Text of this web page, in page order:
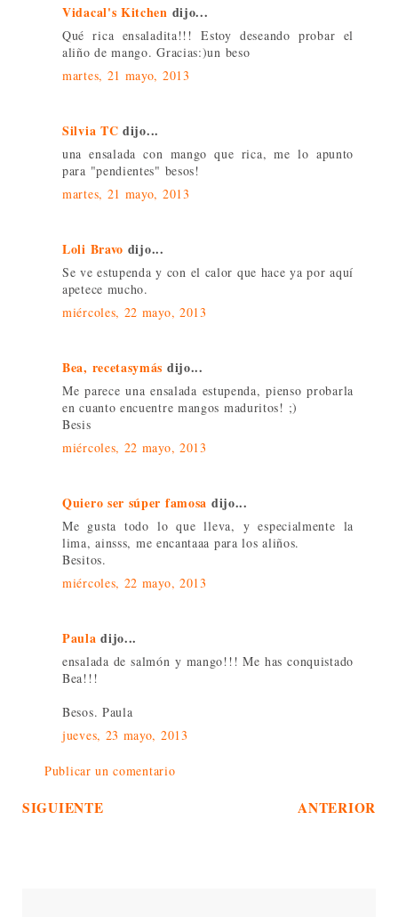
Vidacal's Kitchen dijo...
Qué rica ensaladita!!! Estoy deseando probar el
aliño de mango. Gracias:)un beso
martes, 21 mayo, 2013
Silvia TC dijo...
una ensalada con mango que rica, me lo apunto
para "pendientes" besos!
martes, 21 mayo, 2013
Loli Bravo dijo...
Se ve estupenda y con el calor que hace ya por aquí
apetece mucho.
miércoles, 22 mayo, 2013
Bea, recetasymás dijo...
Me parece una ensalada estupenda, pienso probarla
en cuanto encuentre mangos maduritos! ;)
Besis
miércoles, 22 mayo, 2013
Quiero ser súper famosa dijo...
Me gusta todo lo que lleva, y especialmente la
lima, ainsss, me encantaaa para los aliños.
Besitos.
miércoles, 22 mayo, 2013
Paula dijo...
ensalada de salmón y mango!!! Me has conquistado
Bea!!!
Besos. Paula
jueves, 23 mayo, 2013
Publicar un comentario
SIGUIENTE ANTERIOR